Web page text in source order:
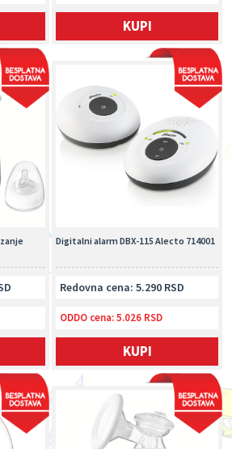
KUPI
Digitalni alarm DBX-115 Alecto 714001
Redovna cena: 5.290 RSD
ODDO cena:5.026 RSD
KUPI